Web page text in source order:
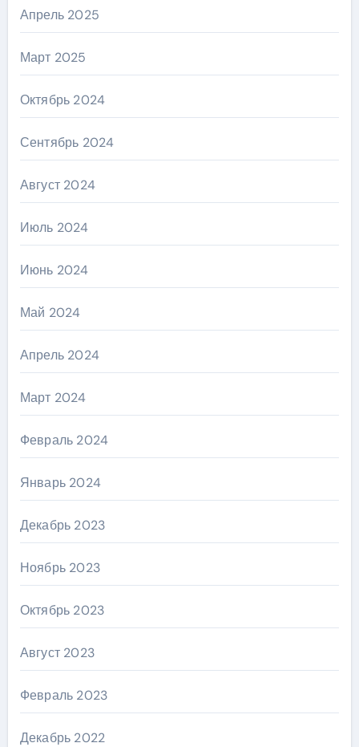
Апрель 2025
Март 2025
Октябрь 2024
Сентябрь 2024
Август 2024
Июль 2024
Июнь 2024
Май 2024
Апрель 2024
Март 2024
Февраль 2024
Январь 2024
Декабрь 2023
Ноябрь 2023
Октябрь 2023
Август 2023
Февраль 2023
Декабрь 2022